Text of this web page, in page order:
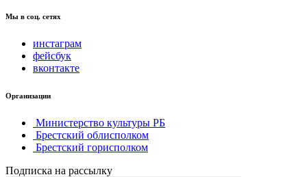
Мы в соц. сетях
инстаграм
фейсбук
вконтакте
Организации
Министерство культуры РБ
Брестский облисполком
Брестский горисполком
Подписка на рассылку